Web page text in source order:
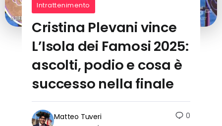
Intrattenimento
Cristina Plevani vince
L’Isola dei Famosi 2025:
ascolti, podio e cosa è
successo nella finale
Matteo Tuveri 0